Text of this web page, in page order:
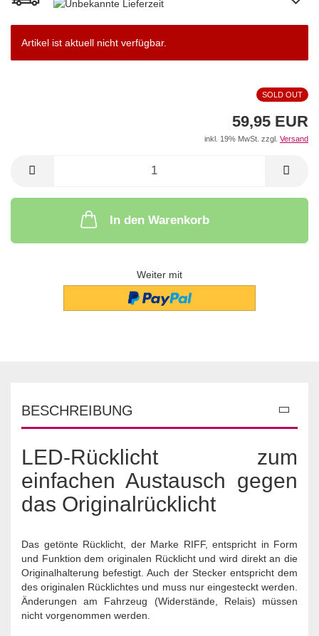
Artikel ist aktuell nicht verfügbar.
SOLD OUT
59,95 EUR
inkl. 19% MwSt. zzgl. Versand
In den Warenkorb
Weiter mit
BESCHREIBUNG
LED-Rücklicht zum
einfachen Austausch gegen
das Originalrücklicht
Das getönte Rücklicht, der Marke RIFF, entspricht in Form
und Funktion dem originalen Rücklicht und wird direkt an die
Originalhalterung befestigt. Auch der Stecker entspricht dem
des originalen Rücklichtes und muss nur eingesteckt werden.
Änderungen am Fahrzeug (Widerstände, Relais) müssen
nicht vorgenommen werden.